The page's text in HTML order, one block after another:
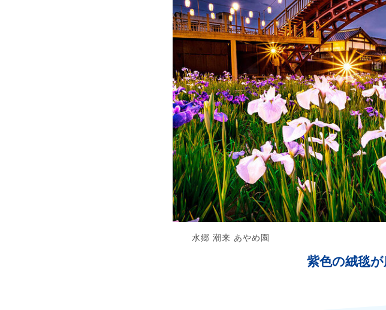
水郷 潮来 あやめ園
紫色の絨毯